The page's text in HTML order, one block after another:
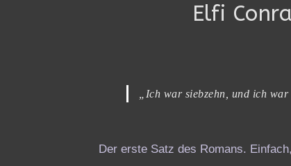
Elfi
„Ich war siebzehn, und ich
Der erste Satz des Romans.